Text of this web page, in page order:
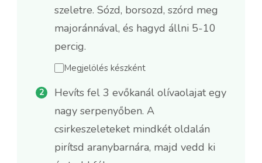
szeletre. Sózd, borsozd, szórd meg
majoránnával, és hagyd állni 5-10
percig.
Megjelölés készként
Hevíts fel 3 evőkanál olívaolajat egy
nagy serpenyőben. A
csirkeszeleteket mindkét oldalán
pirítsd aranybarnára, majd vedd ki